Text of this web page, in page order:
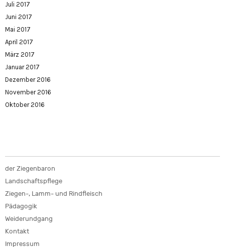
Juli 2017
Juni 2017
Mai 2017
April 2017
März 2017
Januar 2017
Dezember 2016
November 2016
Oktober 2016
der Ziegenbaron
Landschaftspflege
Ziegen-, Lamm- und Rindfleisch
Pädagogik
Weiderundgang
Kontakt
Impressum